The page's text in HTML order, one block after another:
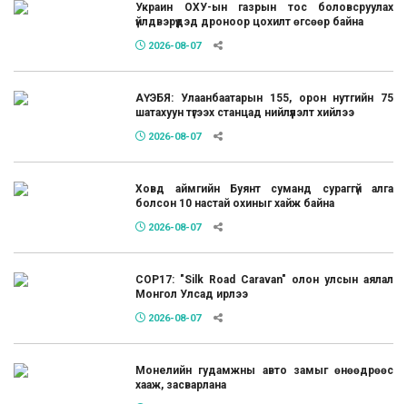
Украин ОХУ-ын газрын тос боловсруулах
үйлдвэрүүдэд дроноор цохилт өгсөөр байна
2026-08-07
АҮЭБЯ: Улаанбаатарын 155, орон нутгийн 75
шатахуун түгээх станцад нийлүүлэлт хийлээ
2026-08-07
Ховд аймгийн Буянт суманд сураггүй алга
болсон 10 настай охиныг хайж байна
2026-08-07
COP17: "Silk Road Caravan" олон улсын аялал
Монгол Улсад ирлээ
2026-08-07
Монелийн гудамжны авто замыг өнөөдрөөс
хааж, засварлана